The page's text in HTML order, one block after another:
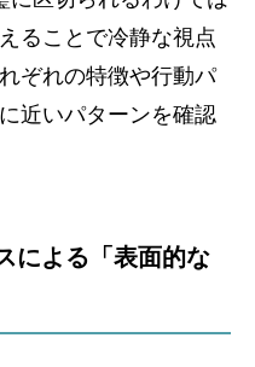
ることで冷静な視点
ぞれの特徴や行動パ
近いパターンを確認
による「表面的な